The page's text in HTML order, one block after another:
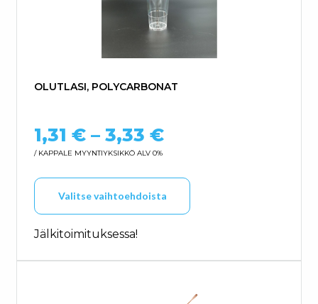
OLUTLASI, POLYCARBONAT
1,31 € – 3,33 €Hintaluokka:
/ KAPPALE MYYNTIYKSIKKÖ ALV 0%
Valitse vaihtoehdoista
Tällä tuotteella on
Jälkitoimituksessa!